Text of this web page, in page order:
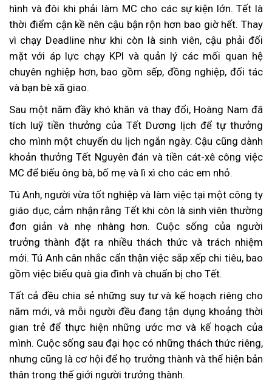
hình và đôi khi phải làm MC cho các sự kiện lớn. Tết là
thời điểm cận kề nên cậu bận rộn hơn bao giờ hết. Thay
vì chạy Deadline như khi còn là sinh viên, cậu phải đối
mặt với áp lực chạy KPI và quản lý các mối quan hệ
chuyên nghiệp hơn, bao gồm sếp, đồng nghiệp, đối tác
và bạn bè xã giao.
Sau một năm đầy khó khăn và thay đổi, Hoàng Nam đã
tích luỹ tiền thưởng của Tết Dương lịch để tự thưởng
cho mình một chuyến du lịch ngắn ngày. Cậu cũng dành
khoản thưởng Tết Nguyên đán và tiền cát-xê công việc
MC để biếu ông bà, bố mẹ và lì xì cho các em nhỏ.
Tú Anh, người vừa tốt nghiệp và làm việc tại một công ty
giáo dục, cảm nhận rằng Tết khi còn là sinh viên thường
đơn giản và nhẹ nhàng hơn. Cuộc sống của người
trưởng thành đặt ra nhiều thách thức và trách nhiệm
mới. Tú Anh cân nhắc cẩn thận việc sắp xếp chi tiêu, bao
gồm việc biếu quà gia đình và chuẩn bị cho Tết.
Tất cả đều chia sẻ những suy tư và kế hoạch riêng cho
năm mới, và mỗi người đều đang tận dụng khoảng thời
gian trẻ để thực hiện những ước mơ và kế hoạch của
mình. Cuộc sống sau đại học có những thách thức riêng,
nhưng cũng là cơ hội để họ trưởng thành và thể hiện bản
thân trong thế giới người trưởng thành.